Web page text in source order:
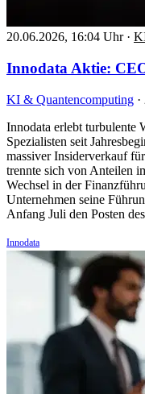
20.06.2026, 16:04 Uhr ·
Innodata Aktie:
KI & Quantencomputing ·
Innodata erlebt turbulente
Spezialisten seit
massiver Insiderverkauf
trennte sich von Anteilen
Wechsel in der
Unternehmen seine
Anfang Juli den Posten
Innodata